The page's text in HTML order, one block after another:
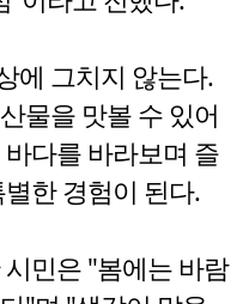
에 그치지 않는다.
물을 맛볼 수 있어
다를 바라보며 즐
한 경험이 된다.
민은 "봄에는 바람